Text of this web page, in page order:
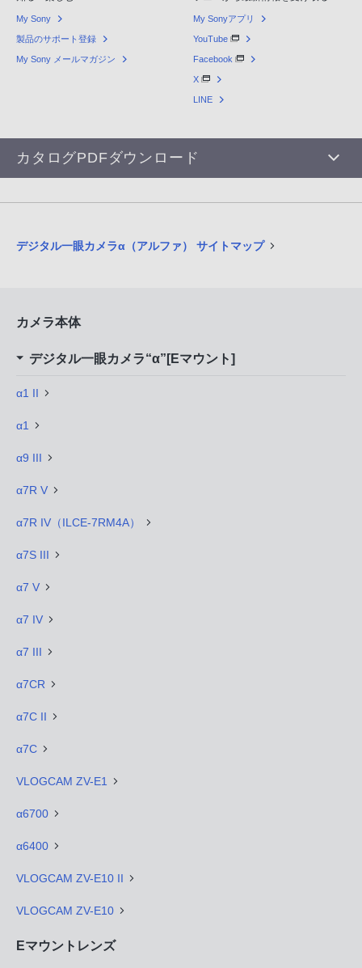
My Sony
製品のサポート登録
My Sony メールマガジン
My Sonyアプリ
YouTube
Facebook
X
LINE
カタログPDFダウンロード
デジタル一眼カメラα（アルファ） サイトマップ
カメラ本体
デジタル一眼カメラ“α”[Eマウント]
α1 II
α1
α9 III
α7R V
α7R IV（ILCE-7RM4A）
α7S III
α7 V
α7 IV
α7 III
α7CR
α7C II
α7C
VLOGCAM ZV-E1
α6700
α6400
VLOGCAM ZV-E10 II
VLOGCAM ZV-E10
Eマウントレンズ